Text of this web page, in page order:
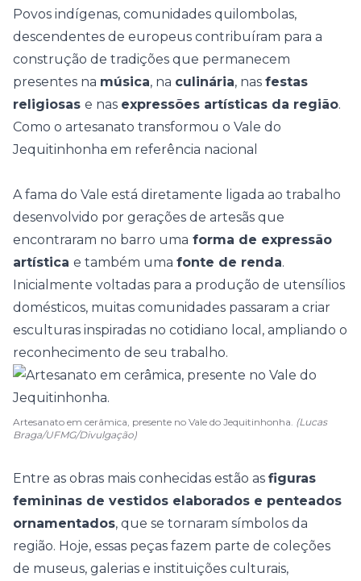
Povos indígenas, comunidades quilombolas,
descendentes de europeus contribuíram para a
construção de tradições que permanecem
presentes na música, na culinária, nas festas
religiosas e nas expressões artísticas da região.
Como o artesanato transformou o Vale do
Jequitinhonha em referência nacional
A fama do Vale está diretamente ligada ao trabalho
desenvolvido por gerações de artesãs que
encontraram no barro uma forma de expressão
artística e também uma fonte de renda.
Inicialmente voltadas para a produção de utensílios
domésticos, muitas comunidades passaram a criar
esculturas inspiradas no cotidiano local, ampliando o
reconhecimento de seu trabalho.
Artesanato em cerâmica, presente no Vale do Jequitinhonha. (Lucas
Braga/UFMG/Divulgação)
Entre as obras mais conhecidas estão as figuras
femininas de vestidos elaborados e penteados
ornamentados, que se tornaram símbolos da
região. Hoje, essas peças fazem parte de coleções
de museus, galerias e instituições culturais,